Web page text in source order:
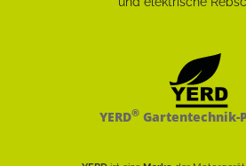
YERD®Gartentechnik-